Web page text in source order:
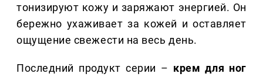
тонизируют кожу и заряжают энергией. Он
бережно ухаживает за кожей и оставляет
ощущение свежести на весь день.
Последний продукт серии – крем для ног